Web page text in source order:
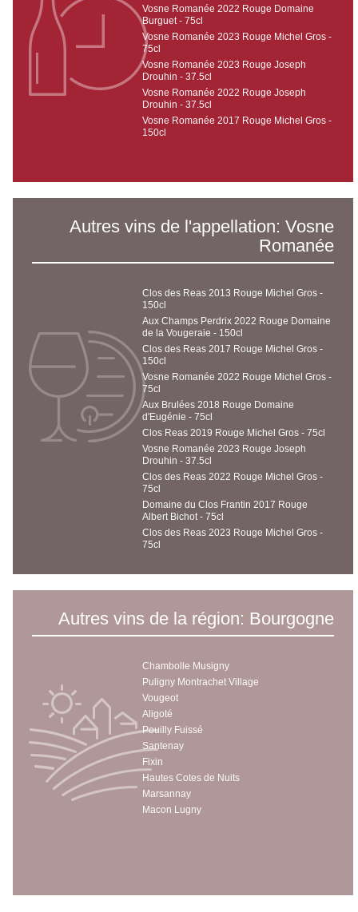
Vosne Romanée 2022 Rouge Domaine
Burguet - 75cl
Vosne Romanée 2023 Rouge Michel Gros -
75cl
Vosne Romanée 2023 Rouge Joseph
Drouhin - 37.5cl
Vosne Romanée 2022 Rouge Joseph
Drouhin - 37.5cl
Vosne Romanée 2017 Rouge Michel Gros -
150cl
Autres vins de l'appellation: Vosne
Romanée
Clos des Reas 2013 Rouge Michel Gros -
150cl
Aux Champs Perdrix 2022 Rouge Domaine
de la Vougeraie - 150cl
Clos des Reas 2017 Rouge Michel Gros -
150cl
Vosne Romanée 2022 Rouge Michel Gros -
75cl
Aux Brulées 2018 Rouge Domaine
d'Eugénie - 75cl
Clos Reas 2019 Rouge Michel Gros - 75cl
Vosne Romanée 2023 Rouge Joseph
Drouhin - 37.5cl
Clos des Reas 2022 Rouge Michel Gros -
75cl
Domaine du Clos Frantin 2017 Rouge
Albert Bichot - 75cl
Clos des Reas 2023 Rouge Michel Gros -
75cl
Autres vins de la région: Bourgogne
Chambolle Musigny
Puligny Montrachet Village
Vougeot
Aligoté
Pouilly Fuissé
Santenay
Fixin
Hautes Cotes de Nuits
Marsannay
Macon Lugny